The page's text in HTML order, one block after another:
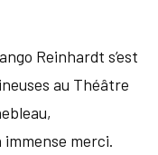
Reinhardt s’est
au Théâtre
merci.